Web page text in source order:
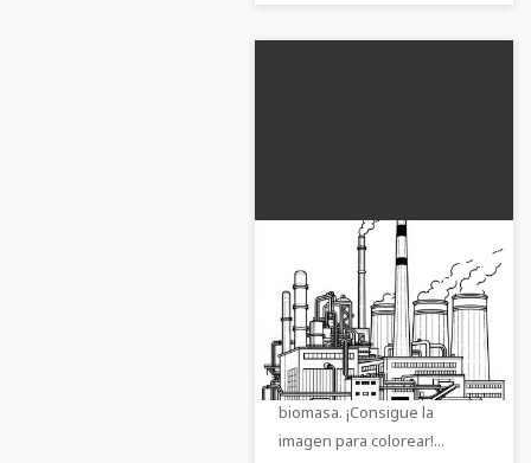
Plantilla de dibujo de
una central eléctrica
de biomasa gratis
Deja volar tu creatividad con
la plantilla de pintura gratuita
de una planta de energía de
biomasa. ¡Consigue la
imagen para colorear!...